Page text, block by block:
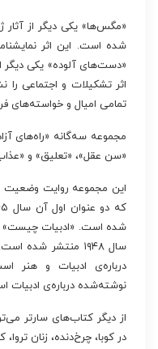
شده است. این اثر
«دست‌های آلوده» یکی دیگر
اثر تشکیلات و اجتماعی را
تمامی امیال و خواسته‌های
مجموعه سه‌گانه «راه‌های
«سن عقل»، «تعلیق» و
این مجموعه روایت وضعیت
شده است. «ادبیات چیست»
سال ۱۹۴۸ منتشر
درباره‌ی ادبیات و هنر
نوشته‌شده درباره‌ی
از دیگر کتاب‌های سارتر
در کوبا، چرخ‌دنده، زنان